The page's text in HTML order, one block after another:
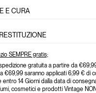
E CURA
SEMPRE gratis;
gratuita a partire da
€69,99 saranno applicati 6,99 € di
entro 14 Giorni dalla data di
cosmetici e prodotti Vintage